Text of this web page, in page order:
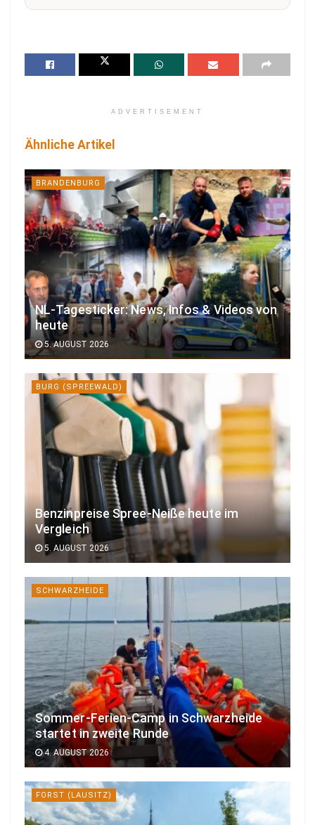
ADVERTISEMENT
Ähnliche Artikel
BRANDENBURG
NL-Tagesticker: News, Infos & Videos von
heute
5. AUGUST 2026
BURG (SPREEWALD)
Benzinpreise Spree-Neiße heute im
Vergleich
5. AUGUST 2026
SCHWARZHEIDE
Sommer-Ferien-Camp in Schwarzheide
startet in zweite Runde
4. AUGUST 2026
FORST (LAUSITZ)